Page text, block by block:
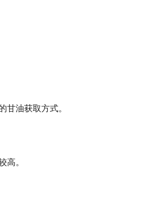
油获取方式。
。